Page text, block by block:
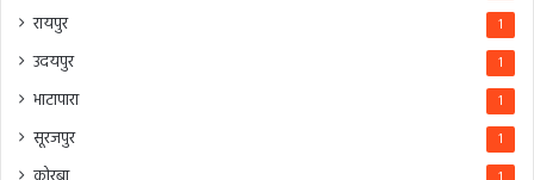
रायपुर 1
उदयपुर 1
भाटापारा 1
सूरजपुर 1